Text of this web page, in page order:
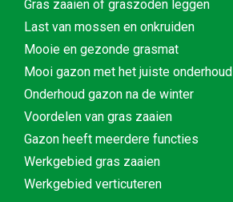
Gras zaaien of graszoden leggen
Last van mossen en onkruiden
Mooie en gezonde grasmat
Mooi gazon met het juiste onderhoud
Onderhoud gazon na de winter
Voordelen van gras zaaien
Gazon heeft meerdere functies
Werkgebied gras zaaien
Werkgebied verticuteren